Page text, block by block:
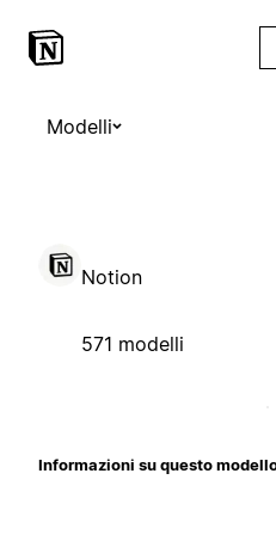
Modelli
Notion
571 modelli
Informazioni su questo